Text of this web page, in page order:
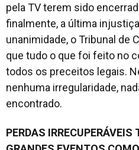
pela TV terem sido
finalmente, a última
unanimidade, o Tribunal de
que tudo o que foi feito no
todos os preceitos legais.
nenhuma irregularidade,
encontrado.
PERDAS IRRECUPERÁVEIS